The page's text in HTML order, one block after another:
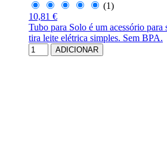
(1)
10,81 €
Tubo para Solo é um acessório para
tira leite elétrica simples. Sem BPA.
ADICIONAR